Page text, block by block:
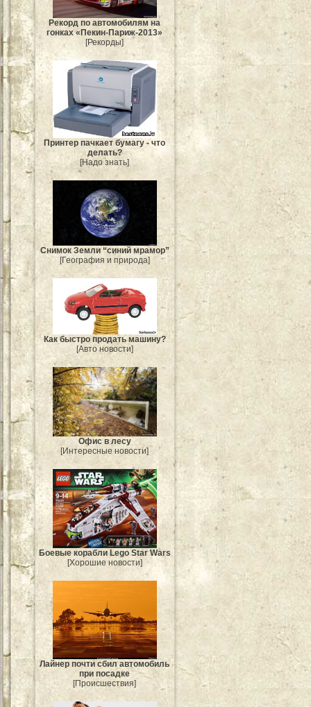
Рекорд по автомобилям на
гонках «Пекин-Париж-2013»
[Рекорды]
Принтер пачкает бумагу - что
делать?
[Надо знать]
Снимок Земли “синий мрамор”
[География и природа]
Как быстро продать машину?
[Авто новости]
Офис в лесу
[Интересные новости]
Боевые корабли Lego Star Wars
[Хорошие новости]
Лайнер почти сбил автомобиль
при посадке
[Происшествия]